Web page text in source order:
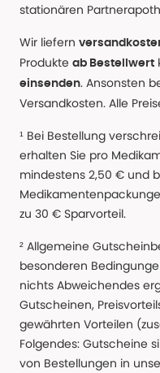
stationären
Wir liefern
Produkte ab Bestellwert
einsenden. Ansonsten
Versandkosten. Alle
¹ Bei Bestellung
erhalten Sie pro
mindestens 2,50 € und
zu 30 € Sparvorteil.
² Allgemeine
besonderen
nichts Abweichendes
Gutscheinen,
gewährten Vorteilen
Folgendes: Gutscheine
von Bestellungen in